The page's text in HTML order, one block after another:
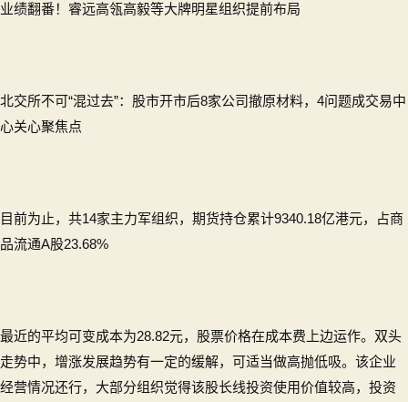
业绩翻番！睿远高瓴高毅等大牌明星组织提前布局
北交所不可“混过去”：股市开市后8家公司撤原材料，4问题成交易中
心关心聚焦点
目前为止，共14家主力军组织，期货持仓累计9340.18亿港元，占商
品流通A股23.68%
最近的平均可变成本为28.82元，股票价格在成本费上边运作。双头
走势中，增涨发展趋势有一定的缓解，可适当做高抛低吸。该企业
经营情况还行，大部分组织觉得该股长线投资使用价值较高，投资